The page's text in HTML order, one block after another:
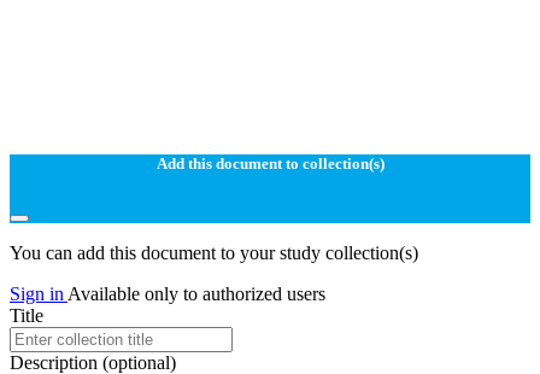
Add this document to collection(s)
You can add this document to your study collection(s)
Sign in Available only to authorized users
Title
Description (optional)